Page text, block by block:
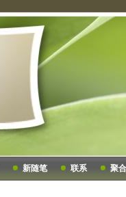
新随笔 联系 聚合